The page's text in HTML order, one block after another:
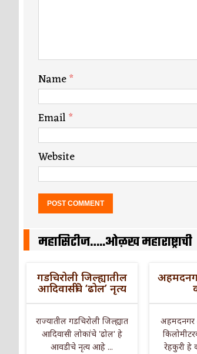
Name*
Email*
Website
महासिटीज…..ओळख महाराष्ट्राची
गडचिरोली जिल्ह्यातील
आदिवासींचे ‘ढोल’ नृत्य
राज्यातील गडचिरोली जिल्ह्यात
आदिवासी लोकांचे 'ढोल' हे
आवडीचे नृत्य आहे ...
अहमदनगर
रेहकुरी हे